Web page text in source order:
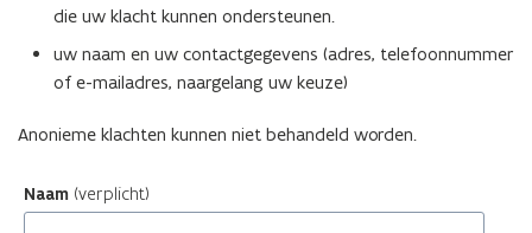
die uw klacht kunnen ondersteunen.
uw naam en uw contactgegevens (adres, telefoonnummer
of e-mailadres, naargelang uw keuze)
Anonieme klachten kunnen niet behandeld worden.